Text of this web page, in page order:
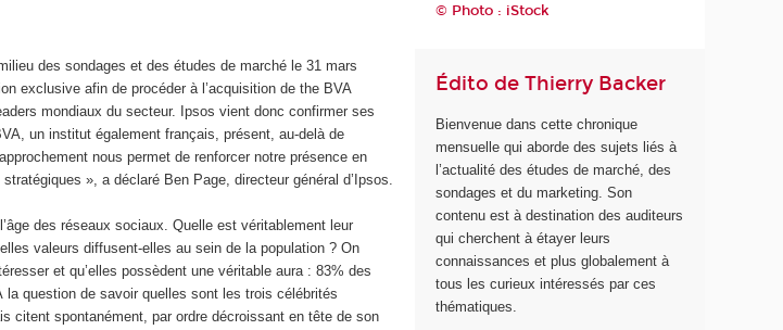
des sondages et des études de marché le 31 mars
exclusive afin de procéder à l’acquisition de the BVA
mondiaux du secteur. Ipsos vient donc confirmer ses
un institut également français, présent, au-delà de
nous permet de renforcer notre présence en
», a déclaré Ben Page, directeur général d’Ipsos.
des réseaux sociaux. Quelle est véritablement leur
valeurs diffusent-elles au sein de la population ? On
et qu’elles possèdent une véritable aura : 83% des
question de savoir quelles sont les trois célébrités
citent spontanément, par ordre décroissant en tête de son
© Photo : iStock
Édito de Thierry Backer
Bienvenue dans cette chronique
mensuelle qui aborde des sujets liés à
l’actualité des études de marché, des
sondages et du marketing. Son
contenu est à destination des auditeurs
qui cherchent à étayer leurs
connaissances et plus globalement à
tous les curieux intéressés par ces
thématiques.